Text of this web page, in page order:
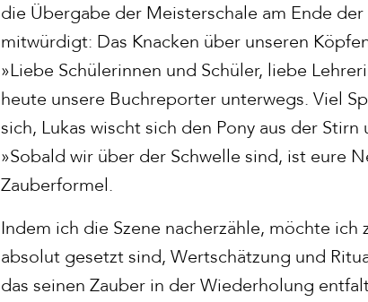
die Übergabe der Meisterschale am Ende
mitwürdigt: Das Knacken über unseren
»Liebe Schülerinnen und Schüler, liebe
heute unsere Buchreporter unterwegs. Viel
sich, Lukas wischt sich den Pony aus der
»Sobald wir über der Schwelle sind, ist eure
Zauberformel.
Indem ich die Szene nacherzähle, möchte
absolut gesetzt sind, Wertschätzung und
das seinen Zauber in der Wiederholung